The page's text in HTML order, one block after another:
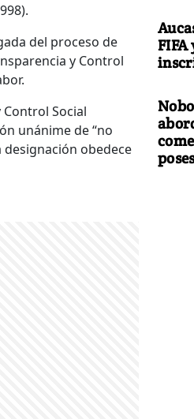
del proceso de
y Control
Social
unánime de “no
obedece